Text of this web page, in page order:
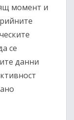
момент и
се
данни